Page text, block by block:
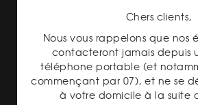
LIVRAISON ASSURÉE
Chers clients,
Nous vous rappelons que nos
contacteront jamais depuis
téléphone portable (et
commençant par 07), et ne se
à votre domicile à la suite